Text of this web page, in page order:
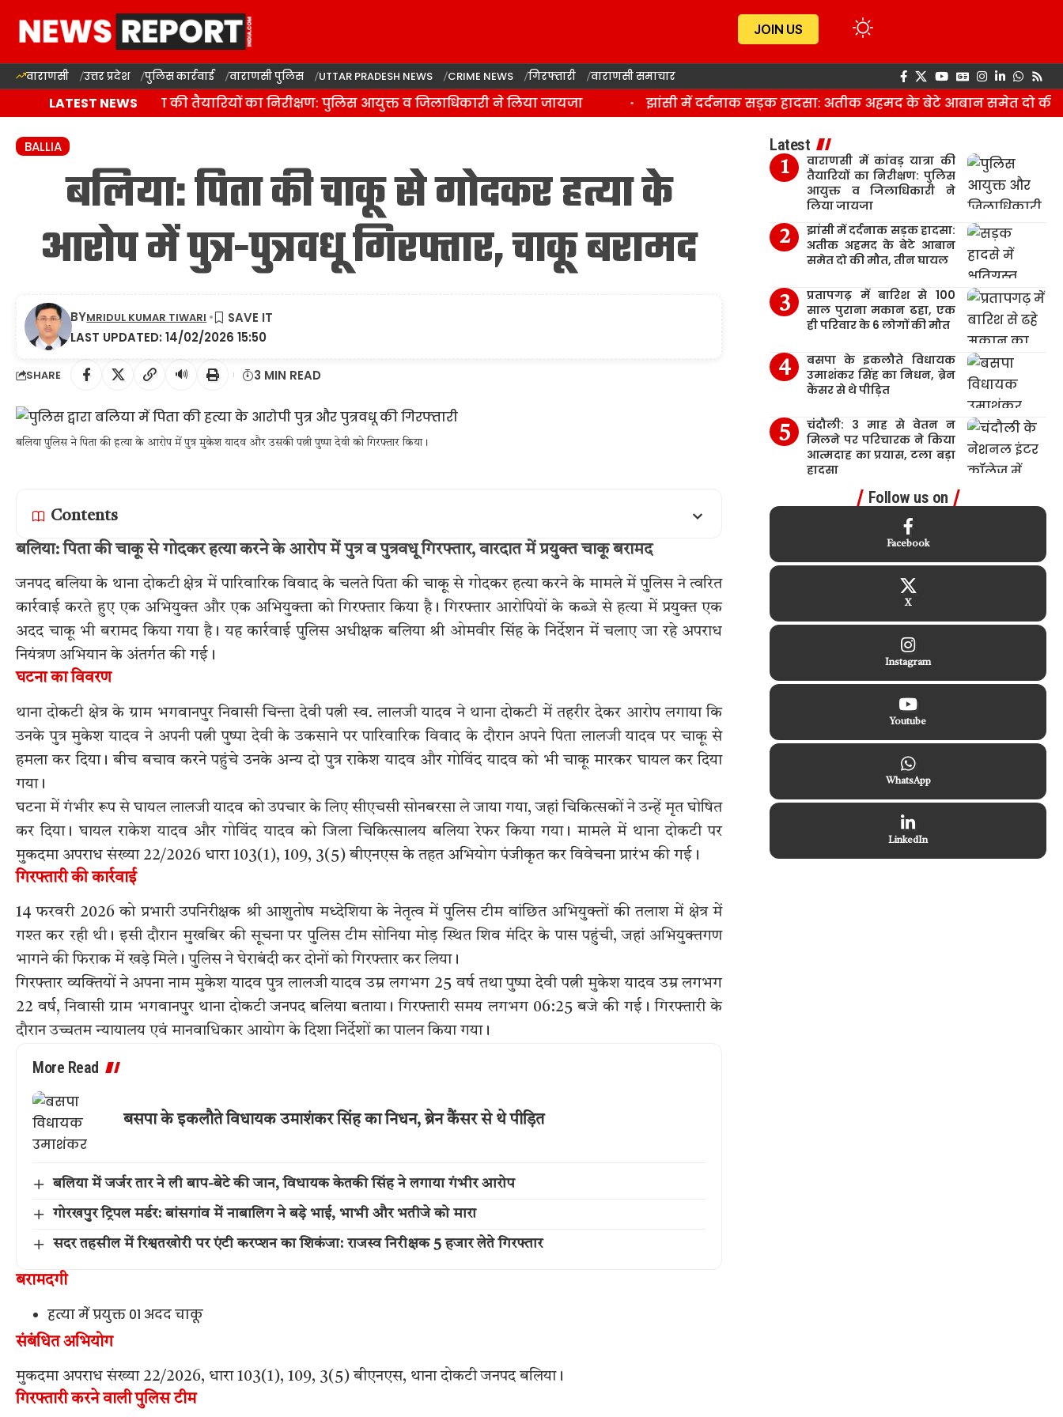
JOIN US
वाराणसी उत्तर प्रदेश पुलिस कार्रवाई वाराणसी पुलिस UTTAR PRADESH NEWS CRIME NEWS गिरफ्तारी वाराणसी समाचार
LATEST NEWS
वाराणसी में कांवड़ यात्रा की तैयारियों का निरीक्षण: पुलिस आयुक्त व जिलाधिकारी ने लिया जायजा झांसी में दर्दनाक सड़क हादसा: अतीक अहमद के बेटे आबान समेत दो की
BALLIA
बलिया: पिता की चाकू से गोदकर हत्या के
आरोप में पुत्र-पुत्रवधू गिरफ्तार, चाकू बरामद
LAST UPDATED: 14/02/2026 15:50
BYMRIDUL KUMAR TIWARI
SHARE 🔊 3 MIN READ
बलिया पुलिस ने पिता की हत्या के आरोप में पुत्र मुकेश यादव और उसकी पत्नी पुष्पा देवी को गिरफ्तार किया।
Contents
बलिया: पिता की चाकू से गोदकर हत्या करने के आरोप में पुत्र व पुत्रवधू गिरफ्तार, वारदात में प्रयुक्त चाकू बरामद
जनपद बलिया के थाना दोकटी क्षेत्र में पारिवारिक विवाद के चलते पिता की चाकू से गोदकर हत्या करने के मामले में पुलिस ने त्वरित
कार्रवाई करते हुए एक अभियुक्त और एक अभियुक्ता को गिरफ्तार किया है। गिरफ्तार आरोपियों के कब्जे से हत्या में प्रयुक्त एक
अदद चाकू भी बरामद किया गया है। यह कार्रवाई पुलिस अधीक्षक बलिया श्री ओमवीर सिंह के निर्देशन में चलाए जा रहे अपराध
नियंत्रण अभियान के अंतर्गत की गई।
घटना का विवरण
थाना दोकटी क्षेत्र के ग्राम भगवानपुर निवासी चिन्ता देवी पत्नी स्व. लालजी यादव ने थाना दोकटी में तहरीर देकर आरोप लगाया कि
उनके पुत्र मुकेश यादव ने अपनी पत्नी पुष्पा देवी के उकसाने पर पारिवारिक विवाद के दौरान अपने पिता लालजी यादव पर चाकू से
हमला कर दिया। बीच बचाव करने पहुंचे उनके अन्य दो पुत्र राकेश यादव और गोविंद यादव को भी चाकू मारकर घायल कर दिया
गया।
घटना में गंभीर रूप से घायल लालजी यादव को उपचार के लिए सीएचसी सोनबरसा ले जाया गया, जहां चिकित्सकों ने उन्हें मृत घोषित
कर दिया। घायल राकेश यादव और गोविंद यादव को जिला चिकित्सालय बलिया रेफर किया गया। मामले में थाना दोकटी पर
मुकदमा अपराध संख्या 22/2026 धारा 103(1), 109, 3(5) बीएनएस के तहत अभियोग पंजीकृत कर विवेचना प्रारंभ की गई।
गिरफ्तारी की कार्रवाई
14 फरवरी 2026 को प्रभारी उपनिरीक्षक श्री आशुतोष मध्देशिया के नेतृत्व में पुलिस टीम वांछित अभियुक्तों की तलाश में क्षेत्र में
गश्त कर रही थी। इसी दौरान मुखबिर की सूचना पर पुलिस टीम सोनिया मोड़ स्थित शिव मंदिर के पास पहुंची, जहां अभियुक्तगण
भागने की फिराक में खड़े मिले। पुलिस ने घेराबंदी कर दोनों को गिरफ्तार कर लिया।
गिरफ्तार व्यक्तियों ने अपना नाम मुकेश यादव पुत्र लालजी यादव उम्र लगभग 25 वर्ष तथा पुष्पा देवी पत्नी मुकेश यादव उम्र लगभग
22 वर्ष, निवासी ग्राम भगवानपुर थाना दोकटी जनपद बलिया बताया। गिरफ्तारी समय लगभग 06:25 बजे की गई। गिरफ्तारी के
दौरान उच्चतम न्यायालय एवं मानवाधिकार आयोग के दिशा निर्देशों का पालन किया गया।
More Read
बसपा के इकलौते विधायक उमाशंकर सिंह का निधन, ब्रेन कैंसर से थे पीड़ित
बलिया में जर्जर तार ने ली बाप-बेटे की जान, विधायक केतकी सिंह ने लगाया गंभीर आरोप
गोरखपुर ट्रिपल मर्डर: बांसगांव में नाबालिग ने बड़े भाई, भाभी और भतीजे को मारा
सदर तहसील में रिश्वतखोरी पर एंटी करप्शन का शिकंजा: राजस्व निरीक्षक 5 हजार लेते गिरफ्तार
बरामदगी
हत्या में प्रयुक्त 01 अदद चाकू
संबंधित अभियोग
मुकदमा अपराध संख्या 22/2026, धारा 103(1), 109, 3(5) बीएनएस, थाना दोकटी जनपद बलिया।
गिरफ्तारी करने वाली पुलिस टीम
Latest
वाराणसी में कांवड़ यात्रा की
तैयारियों का निरीक्षण: पुलिस
आयुक्त व जिलाधिकारी ने
लिया जायजा
झांसी में दर्दनाक सड़क हादसा:
अतीक अहमद के बेटे आबान
समेत दो की मौत, तीन घायल
प्रतापगढ़ में बारिश से 100
साल पुराना मकान ढहा, एक
ही परिवार के 6 लोगों की मौत
बसपा के इकलौते विधायक
उमाशंकर सिंह का निधन, ब्रेन
कैंसर से थे पीड़ित
चंदौली: 3 माह से वेतन न
मिलने पर परिचारक ने किया
आत्मदाह का प्रयास, टला बड़ा
हादसा
Follow us on
Facebook
X
Instagram
Youtube
WhatsApp
LinkedIn